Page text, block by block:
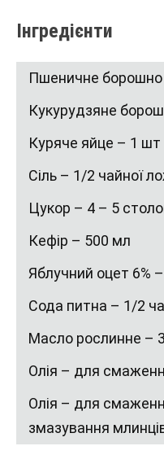
Інгредієнти
Пшеничне
Кукурудзяне
Куряче яйце – 1 шт
Сіль – 1/2 чайної
Цукор – 4 – 5
Кефір – 500 мл
Яблучний оцет 6%
Сода питна – 1/2
Масло рослинне –
Олія – для
Олія – для
змазування